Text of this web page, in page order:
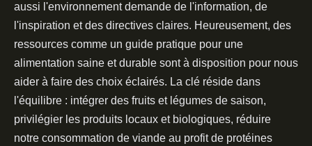
aussi l'environnement demande de l'information, de
l'inspiration et des directives claires. Heureusement, des
ressources comme un guide pratique pour une
alimentation saine et durable sont à disposition pour nous
aider à faire des choix éclairés. La clé réside dans
l'équilibre : intégrer des fruits et légumes de saison,
privilégier les produits locaux et biologiques, réduire
notre consommation de viande au profit de protéines